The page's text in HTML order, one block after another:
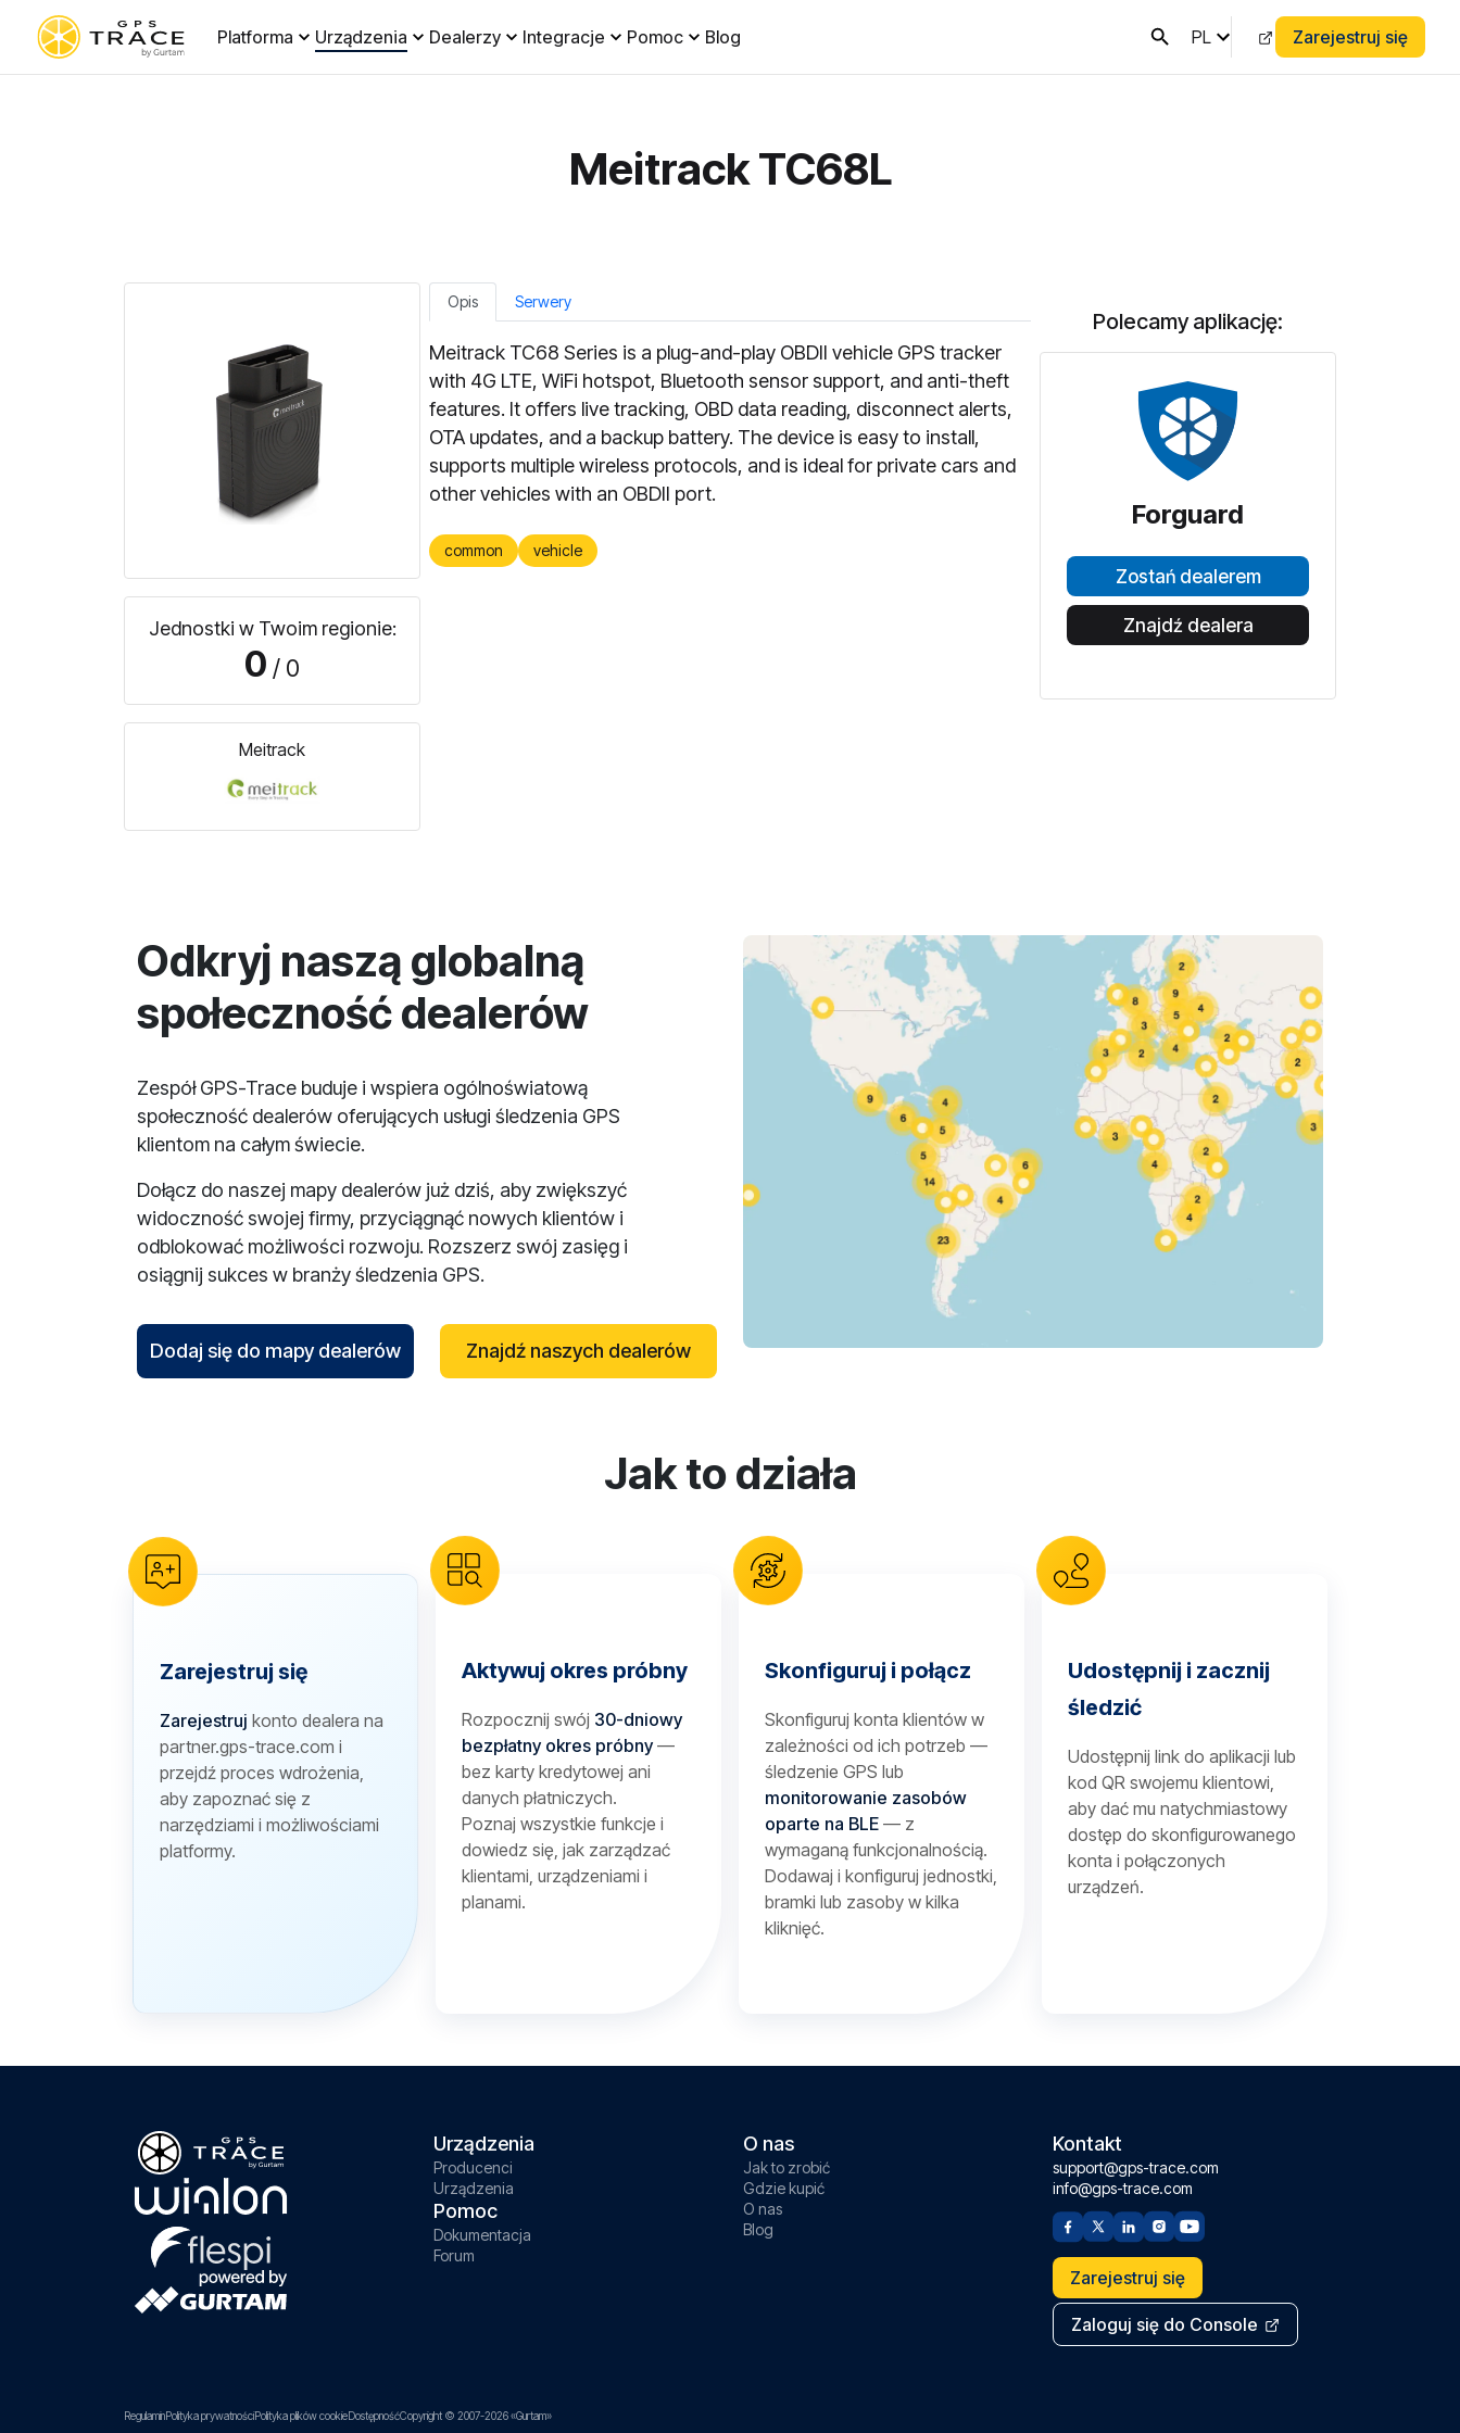
Platforma Urządzenia Dealerzy Integracje Pomoc Blog PL Zarejestruj się
Meitrack TC68L
Jednostki w Twoim regionie:
0 / 0
Meitrack
Opis Serwery
Meitrack TC68 Series is a plug-and-play OBDII vehicle GPS tracker
with 4G LTE, WiFi hotspot, Bluetooth sensor support, and anti-theft
features. It offers live tracking, OBD data reading, disconnect alerts,
OTA updates, and a backup battery. The device is easy to install,
supports multiple wireless protocols, and is ideal for private cars and
other vehicles with an OBDII port.
common vehicle
Polecamy aplikację:
Forguard
Zostań dealerem
Znajdź dealera
Odkryj naszą globalną
społeczność dealerów
Zespół GPS-Trace buduje i wspiera ogólnoświatową
społeczność dealerów oferujących usługi śledzenia GPS
klientom na całym świecie.
Dołącz do naszej mapy dealerów już dziś, aby zwiększyć
widoczność swojej firmy, przyciągnąć nowych klientów i
odblokować możliwości rozwoju. Rozszerz swój zasięg i
osiągnij sukces w branży śledzenia GPS.
Dodaj się do mapy dealerów Znajdź naszych dealerów
Jak to działa
Zarejestruj się
Zarejestruj konto dealera na
partner.gps-trace.com i
przejdź proces wdrożenia,
aby zapoznać się z
narzędziami i możliwościami
platformy.
Aktywuj okres próbny
Rozpocznij swój 30-dniowy
bezpłatny okres próbny—
bez karty kredytowej ani
danych płatniczych.
Poznaj wszystkie funkcje i
dowiedz się, jak zarządzać
klientami, urządzeniami i
planami.
Skonfiguruj i połącz
Skonfiguruj konta klientów w
zależności od ich potrzeb —
śledzenie GPS lub
monitorowanie zasobów
oparte na BLE — z
wymaganą funkcjonalnością.
Dodawaj i konfiguruj jednostki,
bramki lub zasoby w kilka
kliknięć.
Udostępnij i zacznij
śledzić
Udostępnij link do aplikacji lub
kod QR swojemu klientowi,
aby dać mu natychmiastowy
dostęp do skonfigurowanego
konta i połączonych
urządzeń.
Urządzenia
Producenci
Urządzenia
Pomoc
Dokumentacja
Forum
O nas
Jak to zrobić
Gdzie kupić
O nas
Blog
Kontakt
support@gps-trace.com
info@gps-trace.com
Zarejestruj się
Zaloguj się do Console
RegulaminPolityka prywatnościPolityka plików cookieDostępnośćCopyright © 2007-2026 «Gurtam»